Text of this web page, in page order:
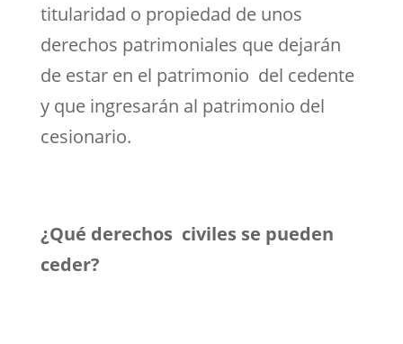
titularidad o propiedad de unos
derechos patrimoniales que dejarán
de estar en el patrimonio del cedente
y que ingresarán al patrimonio del
cesionario.
¿Qué derechos civiles se pueden
ceder?